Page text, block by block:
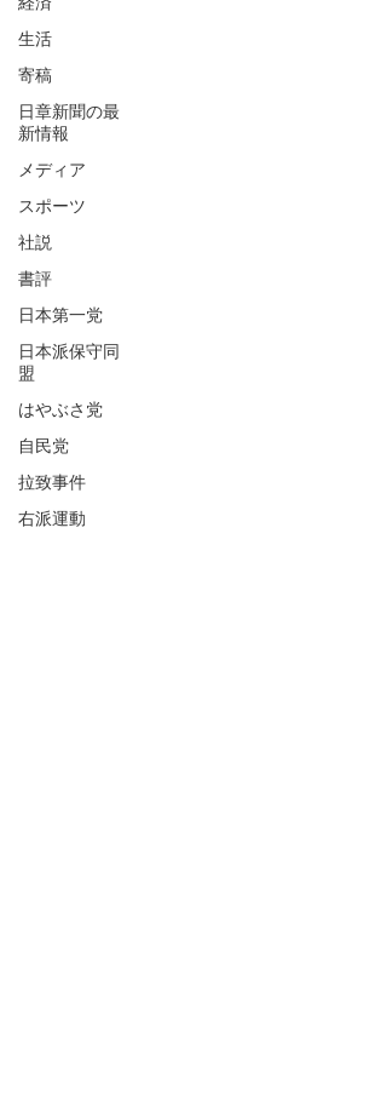
生活
寄稿
日章新聞の最
新情報
メディア
スポーツ
社説
書評
日本第一党
日本派保守同
盟
はやぶさ党
自民党
拉致事件
右派運動